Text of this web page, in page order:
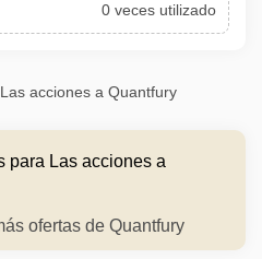
0 veces utilizado
Las acciones a Quantfury
para Las acciones a
ofertas de Quantfury